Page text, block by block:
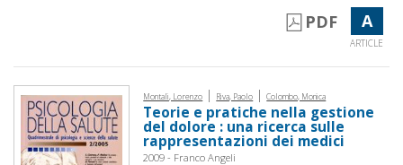
PDF A
ARTICLE
Montali, Lorenzo | Riva, Paolo | Colombo, Monica
Teorie e pratiche nella gestione
del dolore : una ricerca sulle
rappresentazioni dei medici
2009 - Franco Angeli